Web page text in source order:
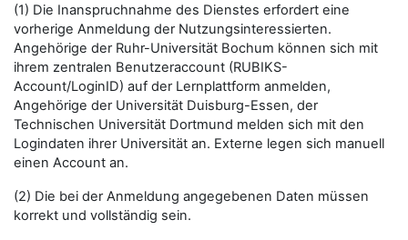
(1) Die Inanspruchnahme des Dienstes erfordert eine
vorherige Anmeldung der Nutzungsinteressierten.
Angehörige der Ruhr-Universität Bochum können sich mit
ihrem zentralen Benutzeraccount (RUBIKS-
Account/LoginID) auf der Lernplattform anmelden,
Angehörige der Universität Duisburg-Essen, der
Technischen Universität Dortmund melden sich mit den
Logindaten ihrer Universität an. Externe legen sich manuell
einen Account an.
(2) Die bei der Anmeldung angegebenen Daten müssen
korrekt und vollständig sein.